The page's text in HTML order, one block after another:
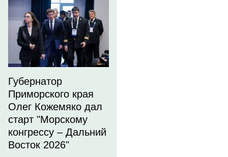
Губернатор
Приморского края
Олег Кожемяко дал
старт "Морскому
конгрессу – Дальний
Восток 2026"